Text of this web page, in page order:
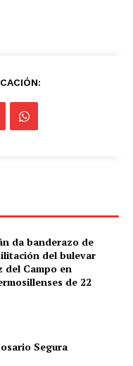
da banderazo de
del bulevar
del Campo en
de 22
Segura